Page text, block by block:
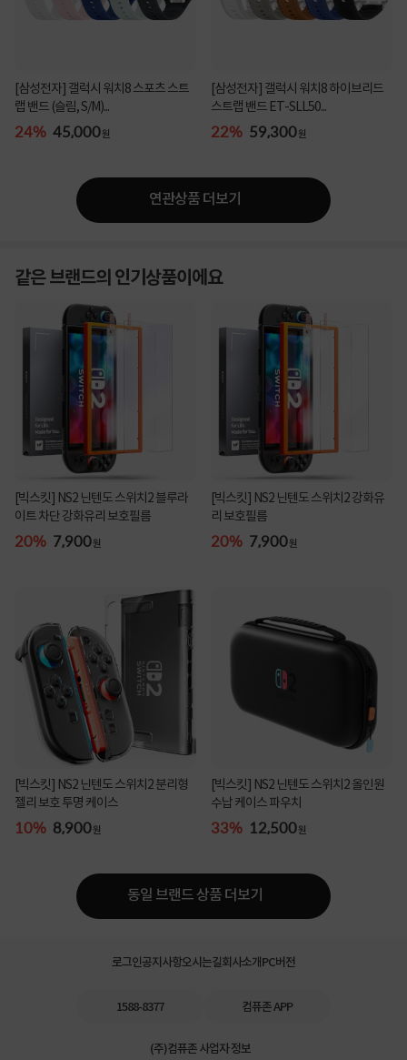
[삼성전자] 갤럭시 워치8 스포츠 스트
랩 밴드 (슬림, S/M)...
24% 45,000원
[삼성전자] 갤럭시 워치8 하이브리드
스트랩 밴드 ET-SLL50...
22% 59,300원
연관상품 더보기
같은 브랜드의 인기상품이에요
[빅스킷] NS2 닌텐도 스위치2 블루라
이트 차단 강화유리 보호필름
20% 7,900원
[빅스킷] NS2 닌텐도 스위치2 강화유
리 보호필름
20% 7,900원
[빅스킷] NS2 닌텐도 스위치2 분리형
젤리 보호 투명 케이스
10% 8,900원
[빅스킷] NS2 닌텐도 스위치2 올인원
수납 케이스 파우치
33% 12,500원
동일 브랜드 상품 더보기
로그인공지사항오시는길회사소개PC버전
1588-8377 컴퓨존 APP
(주)컴퓨존 사업자 정보